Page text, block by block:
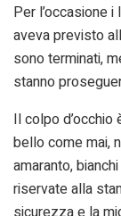
Per l’occasione
aveva previsto
sono terminati,
stanno
Il colpo
bello come mai,
amaranto,
riservate alla